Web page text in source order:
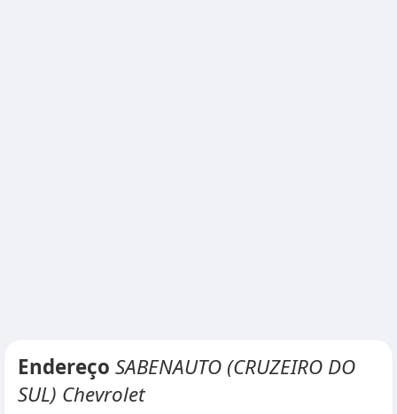
Endereço SABENAUTO (CRUZEIRO DO
SUL) Chevrolet